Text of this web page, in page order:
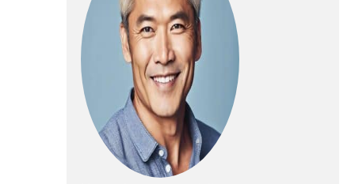
chiens de taille
moyenne à
grande. La
capacité de 14 L
(60 tasses) est
parfaite pour les
chiens de grande
et très grande
taille, permettant
jusqu'à 30 jours